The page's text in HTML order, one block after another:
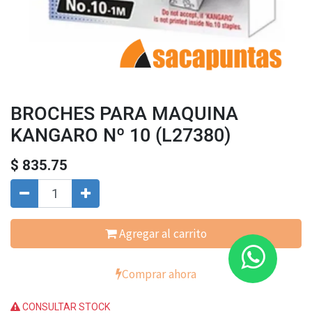
BROCHES PARA MAQUINA
KANGARO Nº 10 (L27380)
$ 835.75
Agregar al carrito
Comprar ahora
CONSULTAR STOCK